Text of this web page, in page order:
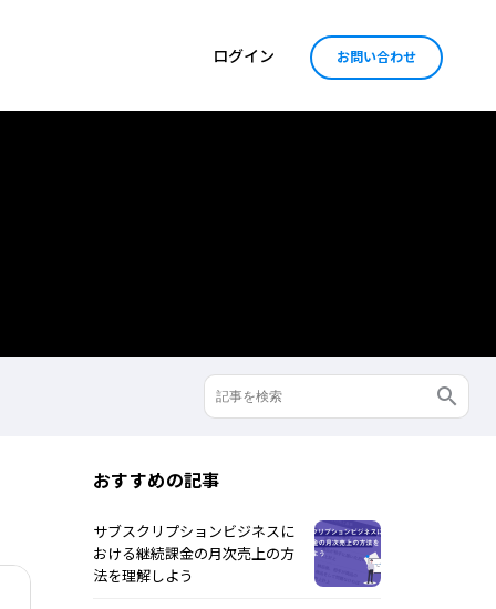
ログイン お問い合わせ
おすすめの記事
サブスクリプションビジネスに
おける継続課金の月次売上の方
法を理解しよう